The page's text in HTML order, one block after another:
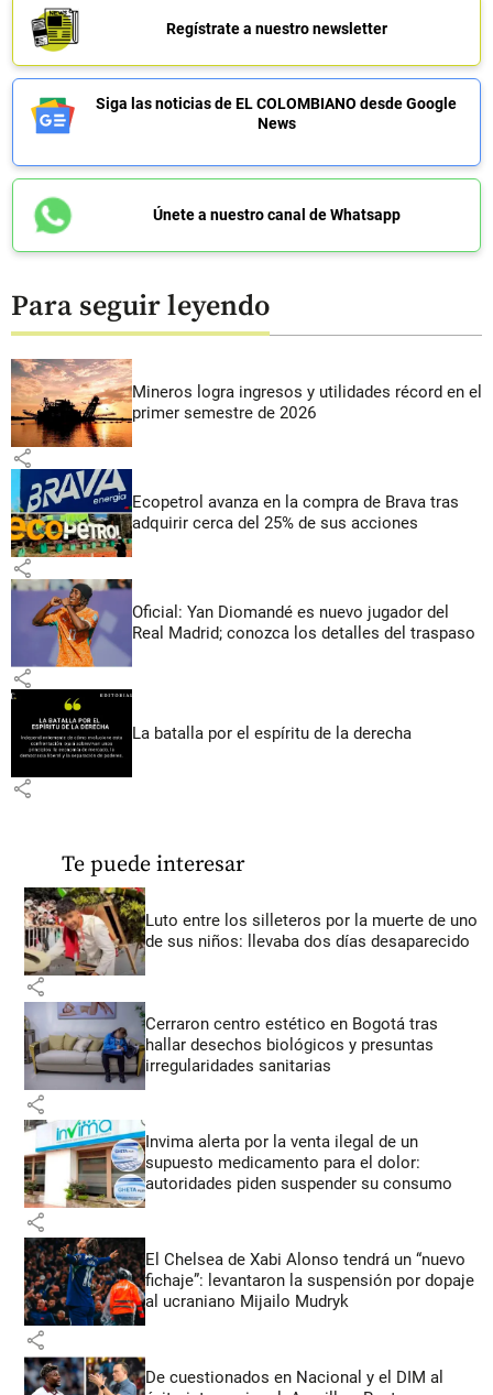
Regístrate a nuestro newsletter
Siga las noticias de EL COLOMBIANO desde Google
News
Únete a nuestro canal de Whatsapp
Para seguir leyendo
Mineros logra ingresos y utilidades récord en el
primer semestre de 2026
share
Ecopetrol avanza en la compra de Brava tras
adquirir cerca del 25% de sus acciones
share
Oficial: Yan Diomandé es nuevo jugador del
Real Madrid; conozca los detalles del traspaso
share
La batalla por el espíritu de la derecha
share
Te puede interesar
Luto entre los silleteros por la muerte de uno
de sus niños: llevaba dos días desaparecido
share
Cerraron centro estético en Bogotá tras
hallar desechos biológicos y presuntas
irregularidades sanitarias
share
Invima alerta por la venta ilegal de un
supuesto medicamento para el dolor:
autoridades piden suspender su consumo
share
El Chelsea de Xabi Alonso tendrá un “nuevo
fichaje”: levantaron la suspensión por dopaje
al ucraniano Mijailo Mudryk
share
De cuestionados en Nacional y el DIM al